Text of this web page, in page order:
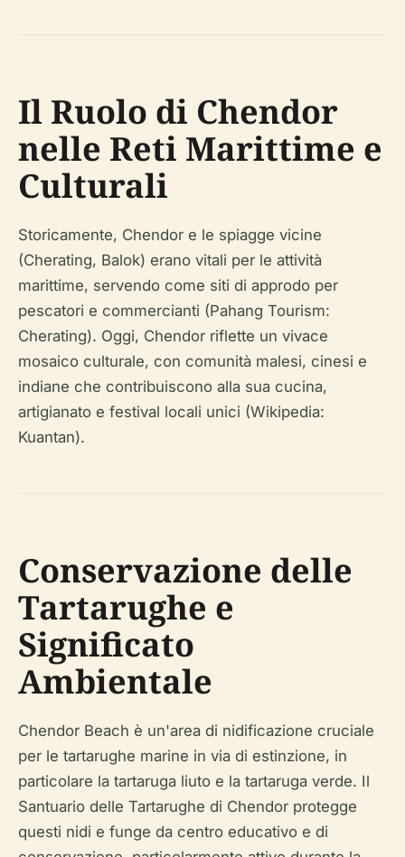
Il Ruolo di Chendor
nelle Reti Marittime e
Culturali
Storicamente, Chendor e le spiagge vicine
(Cherating, Balok) erano vitali per le attività
marittime, servendo come siti di approdo per
pescatori e commercianti (Pahang Tourism:
Cherating). Oggi, Chendor riflette un vivace
mosaico culturale, con comunità malesi, cinesi e
indiane che contribuiscono alla sua cucina,
artigianato e festival locali unici (Wikipedia:
Kuantan).
Conservazione delle
Tartarughe e
Significato
Ambientale
Chendor Beach è un'area di nidificazione cruciale
per le tartarughe marine in via di estinzione, in
particolare la tartaruga liuto e la tartaruga verde. Il
Santuario delle Tartarughe di Chendor protegge
questi nidi e funge da centro educativo e di